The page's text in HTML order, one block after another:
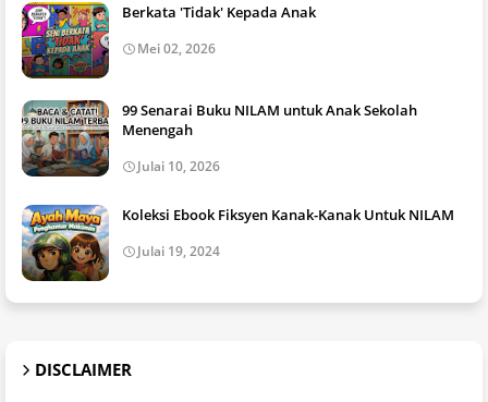
Berkata 'Tidak' Kepada Anak
Mei 02, 2026
99 Senarai Buku NILAM untuk Anak Sekolah
Menengah
Julai 10, 2026
Koleksi Ebook Fiksyen Kanak-Kanak Untuk NILAM
Julai 19, 2024
DISCLAIMER